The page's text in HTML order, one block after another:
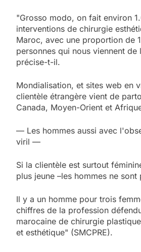
"Grosso modo, on fait environ
interventions de chirurgie
Maroc, avec une proportion de
personnes qui nous viennent de
précise-t-il.
Mondialisation, et sites web en
clientèle étrangère vient de
Canada, Moyen-Orient et
— Les hommes aussi avec
viril —
Si la clientèle est surtout
plus jeune –les hommes ne sont
Il y a un homme pour trois
chiffres de la profession
marocaine de chirurgie
et esthétique" (SMCPRE).